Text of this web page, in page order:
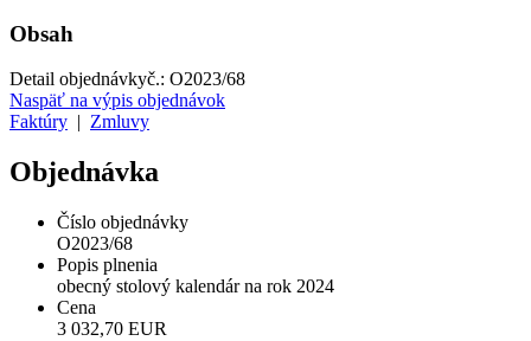
Obsah
Detail objednávkyč.: O2023/68
Naspäť na výpis objednávok
Faktúry
Zmluvy
Objednávka
Číslo objednávky
O2023/68
Popis plnenia
obecný stolový kalendár na rok 2024
Cena
3 032,70 EUR